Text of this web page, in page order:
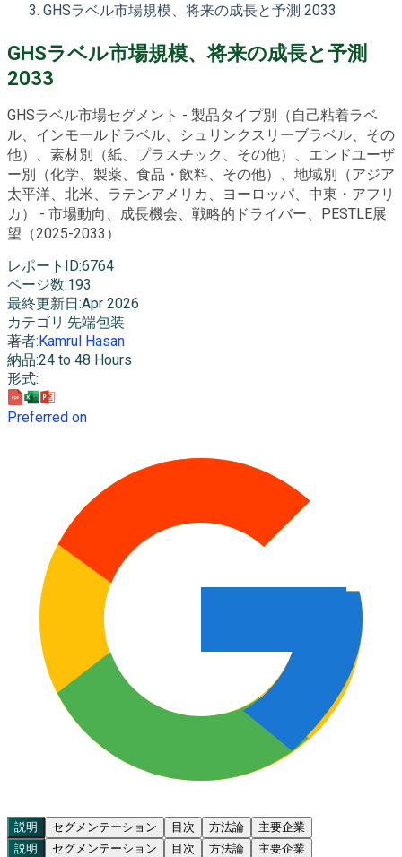
GHSラベル市場規模、将来の成長と予測 2033
GHSラベル市場規模、将来の成長と予測
2033
GHSラベル市場セグメント - 製品タイプ別（自己粘着ラベ
ル、インモールドラベル、シュリンクスリーブラベル、その
他）、素材別（紙、プラスチック、その他）、エンドユーザ
ー別（化学、製薬、食品・飲料、その他）、地域別（アジア
太平洋、北米、ラテンアメリカ、ヨーロッパ、中東・アフリ
カ） - 市場動向、成長機会、戦略的ドライバー、PESTLE展
望（2025-2033）
レポートID:6764
ページ数:193
最終更新日 :Apr 2026
カテゴリ :先端包装
著者: Kamrul Hasan
納品:24 to 48 Hours
形式:
Preferred on
説明 セグメンテーション 目次 方法論
主要企業
説明
セグメンテーション 目次 方法論
主要企業